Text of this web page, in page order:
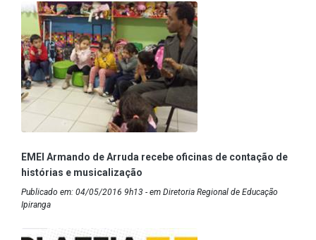
EMEI Armando de Arruda recebe oficinas de contação de
histórias e musicalização
Publicado em: 04/05/2016 9h13 - em Diretoria Regional de Educação
Ipiranga